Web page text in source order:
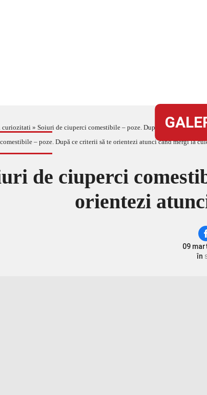
curiozitati» Soiuri de ciuperci comestibile – poze. După ce criterii să te
de ciuperci
orientezi
09
în